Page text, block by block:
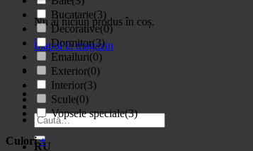
Nu ai niciun produs în coș.
Înapoi la magazin
Caută
după:
RU
Bucatarie(3)
Decorative(0)
Dormitor(3)
Emailuri(0)
Exterior(0)
Interior(3)
Scule(0)
Vopsele speciale(3)
Culori+